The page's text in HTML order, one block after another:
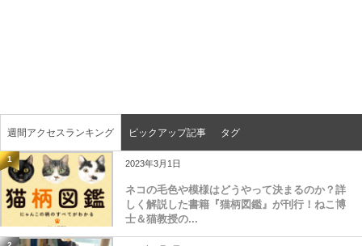
週間アクセスランキング ピックアップ記事 タグ
1 2023年3月1日
ネコの毛色や模様はどうやって決まるのか？詳
しく解説した書籍『猫柄図鑑』が刊行！ねこ博
士＆猫教授の...